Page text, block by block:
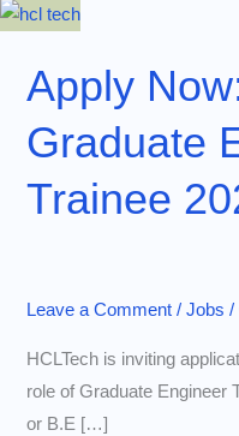
Apply
Graduate
Trainee
Leave a Comment / Jobs /
HCLTech is inviting
role of Graduate Engineer
or B.E […]